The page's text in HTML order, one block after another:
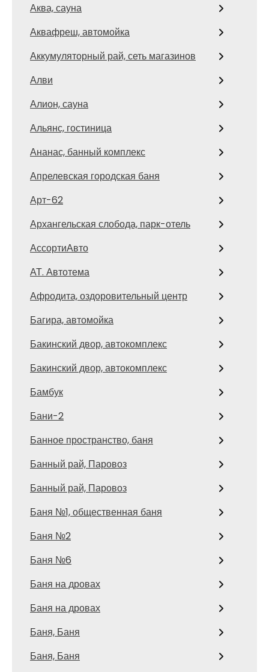
Аква, сауна
Аквафреш, автомойка
Аккумуляторный рай, сеть магазинов
Алви
Алион, сауна
Альянс, гостиница
Ананас, банный комплекс
Апрелевская городская баня
Арт-62
Архангельская слобода, парк-отель
АссортиАвто
АТ. Автотема
Афродита, оздоровительный центр
Багира, автомойка
Бакинский двор, автокомплекс
Бакинский двор, автокомплекс
Бамбук
Бани-2
Банное пространство, баня
Банный рай, Паровоз
Банный рай, Паровоз
Баня №1, общественная баня
Баня №2
Баня №6
Баня на дровах
Баня на дровах
Баня, Баня
Баня, Баня